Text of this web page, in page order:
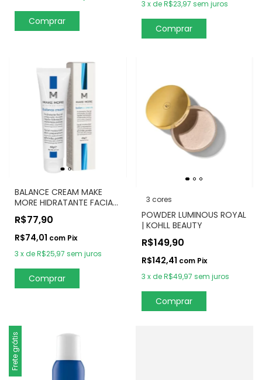
3 xdeR$23,97 sem juros
BALANCE CREAM MAKE
MORE HIDRATANTE FACIAL
60G
R$77,90
R$74,01 com Pix
3 xdeR$25,97 sem juros
3 cores
POWDER LUMINOUS ROYAL
| KOHLL BEAUTY
R$149,90
R$142,41 com Pix
3 xdeR$49,97 sem juros
Comprar
Frete grátis